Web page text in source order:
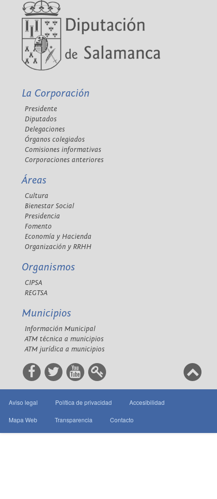
La Corporación
Presidente
Diputados
Delegaciones
Órganos colegiados
Comisiones informativas
Corporaciones anteriores
Áreas
Cultura
Bienestar Social
Presidencia
Fomento
Economía y Hacienda
Organización y RRHH
Organismos
CIPSA
REGTSA
Municipios
Información Municipal
ATM técnica a municipios
ATM jurídica a municipios
Aviso legal Política de privacidad Accesibilidad
Mapa Web Transparencia Contacto